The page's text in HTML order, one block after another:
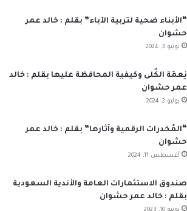
“الأبناء ضحية لتربية الآباء” بقلم : خالد عمر
حشوان
يونيو 3, 2024
نِعمَة الكُلى وكيفية المحافظة عليها بقلم : خالد
عمر حشوان
يوليو 2, 2024
“المُخدرات الرقمية وآثارها” بقلم : خالد عمر
حشوان
أغسطس 11, 2024
صندوق الاستثمارات العامة والأندية السعودية
بقلم : خالد عمر حشوان